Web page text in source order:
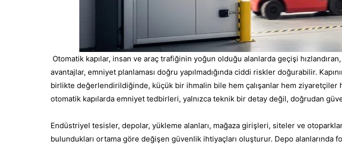
Otomatik kapılar, insan ve araç trafiğinin yoğun olduğu alanlarda geçişi
avantajlar, emniyet planlaması doğru yapılmadığında ciddi riskler doğurabilir.
birlikte değerlendirildiğinde, küçük bir ihmalin bile hem çalışanlar hem
otomatik kapılarda emniyet tedbirleri, yalnızca teknik bir detay değil, doğrudan
Endüstriyel tesisler, depolar, yükleme alanları, mağaza girişleri, siteler ve
bulundukları ortama göre değişen güvenlik ihtiyaçları oluşturur. Depo